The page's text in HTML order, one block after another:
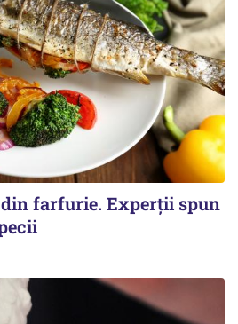
din farfurie. Experții spun